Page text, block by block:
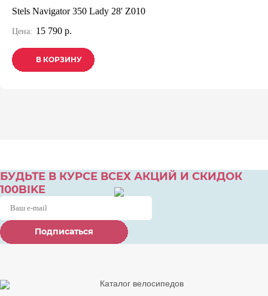
Stels Navigator 350 Lady 28' Z010
Цена: 15 790 р.
В КОРЗИНУ
В КОРЗИНУ
В КОРЗИНУ
БУДЬТЕ В КУРСЕ ВСЕХ АКЦИЙ И СКИДОК
100BIKE
Подписаться
Подписаться
Подписаться
Каталог велосипедов